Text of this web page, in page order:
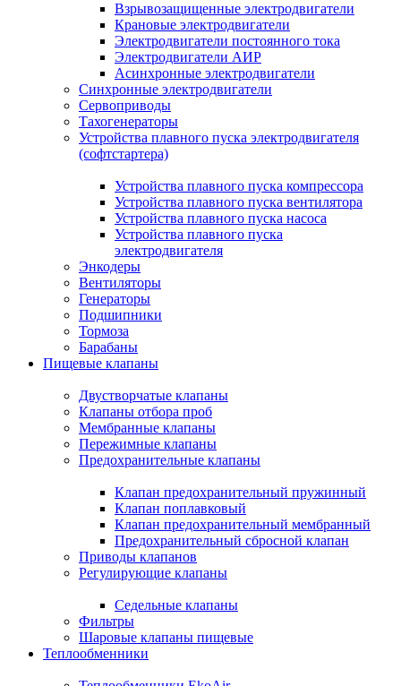
Взрывозащищенные электродвигатели
Крановые электродвигатели
Электродвигатели постоянного тока
Электродвигатели АИР
Асинхронные электродвигатели
Синхронные электродвигатели
Сервоприводы
Тахогенераторы
Устройства плавного пуска электродвигателя
(софтстартера)
Устройства плавного пуска компрессора
Устройства плавного пуска вентилятора
Устройства плавного пуска насоса
Устройства плавного пуска
электродвигателя
Энкодеры
Вентиляторы
Генераторы
Подшипники
Тормоза
Барабаны
Пищевые клапаны
Двустворчатые клапаны
Клапаны отбора проб
Мембранные клапаны
Пережимные клапаны
Предохранительные клапаны
Клапан предохранительный пружинный
Клапан поплавковый
Клапан предохранительный мембранный
Предохранительный сбросной клапан
Приводы клапанов
Регулирующие клапаны
Седельные клапаны
Фильтры
Шаровые клапаны пищевые
Теплообменники